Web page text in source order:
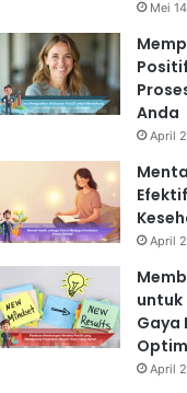
Mei
Anda
April
April
untuk
Gaya
April